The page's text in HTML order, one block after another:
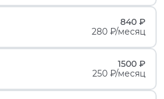
840 ₽
280 ₽/месяц
1500 ₽
250 ₽/месяц